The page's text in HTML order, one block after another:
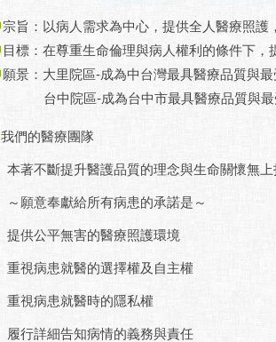
宗旨： 以病人需求為中心，提供全人醫療照護
目標： 在尊重生命倫理與病人權利的條件下，
願景： 大里院區-成為中台灣最具醫療品質與
台中院區-成為台中市最具醫療品質與
我們的醫療團隊
本著不斷提升醫護品質的理念與生命關懷無上
～願意奉獻給所有病患的承諾是～
提供公平無害的醫療照護環境
重視病患就醫的選擇權及自主權
重視病患就醫時的隱私權
履行詳細告知病情的義務與責任